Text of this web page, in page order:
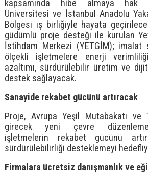
kapsamında hibe almaya hak
Üniversitesi ve İstanbul Anadolu
Bölgesi iş birliğiyle hayata
güdümlü proje desteği ile kurulan
İstihdam Merkezi (YETGİM); imalat
ölçekli işletmelere enerji
azaltımı, sürdürülebilir üretim ve
destek sağlayacak.
Sanayide rekabet gücünü artıracak
Proje, Avrupa Yeşil Mutabakatı ve
girecek yeni çevre
işletmelerin rekabet gücünü
sürdürülebilirliği desteklemeyi
Firmalara ücretsiz danışmanlık ve